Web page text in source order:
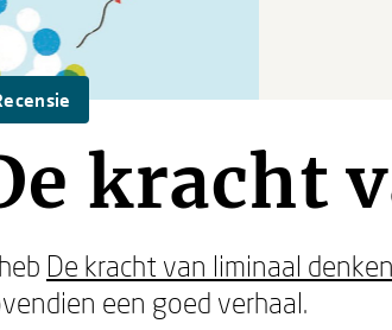
kracht
De kracht van liminaal denken
een goed verhaal.